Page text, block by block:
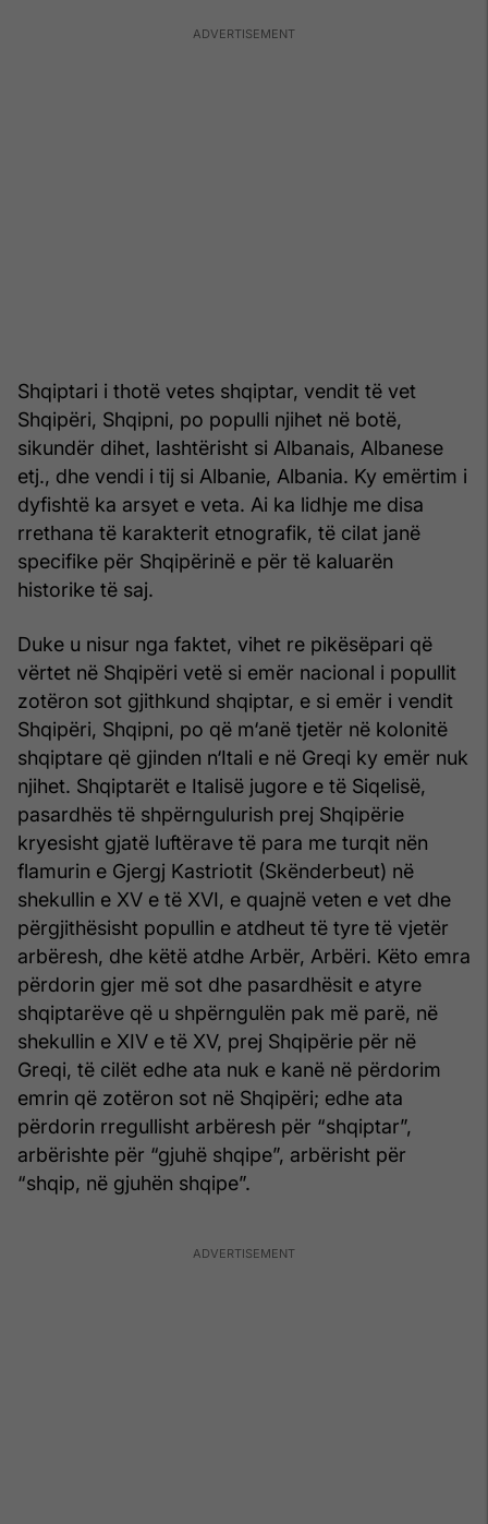
Shqiptari i thotë vetes shqiptar, vendit të vet
Shqipëri, Shqipni, po populli njihet në botë,
sikundër dihet, lashtërisht si Albanais, Albanese
etj., dhe vendi i tij si Albanie, Albania. Ky emërtim i
dyfishtë ka arsyet e veta. Ai ka lidhje me disa
rrethana të karakterit etnografik, të cilat janë
specifike për Shqipërinë e për të kaluarën
historike të saj.
Duke u nisur nga faktet, vihet re pikësëpari që
vërtet në Shqipëri vetë si emër nacional i popullit
zotëron sot gjithkund shqiptar, e si emër i vendit
Shqipëri, Shqipni, po që m‘anë tjetër në kolonitë
shqiptare që gjinden n‘Itali e në Greqi ky emër nuk
njihet. Shqiptarët e Italisë jugore e të Siqelisë,
pasardhës të shpërngulurish prej Shqipërie
kryesisht gjatë luftërave të para me turqit nën
flamurin e Gjergj Kastriotit (Skënderbeut) në
shekullin e XV e të XVI, e quajnë veten e vet dhe
përgjithësisht popullin e atdheut të tyre të vjetër
arbëresh, dhe këtë atdhe Arbër, Arbëri. Këto emra
përdorin gjer më sot dhe pasardhësit e atyre
shqiptarëve që u shpërngulën pak më parë, në
shekullin e XIV e të XV, prej Shqipërie për në
Greqi, të cilët edhe ata nuk e kanë në përdorim
emrin që zotëron sot në Shqipëri; edhe ata
përdorin rregullisht arbëresh për “shqiptar”,
arbërishte për “gjuhë shqipe”, arbërisht për
“shqip, në gjuhën shqipe”.